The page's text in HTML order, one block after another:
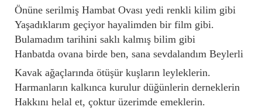
Önüne serilmiş Hambat Ovası yedi renkli kilim gibi
Yaşadıklarım geçiyor hayalimden bir film gibi.
Bulamadım tarihini saklı kalmış bilim gibi
Hanbatda ovana birde ben, sana sevdalandım Beylerli
Kavak ağaçlarında ötüşür kuşların leyleklerin.
Harmanların kalkınca kurulur düğünlerin derneklerin
Hakkını helal et, çoktur üzerimde emeklerin.